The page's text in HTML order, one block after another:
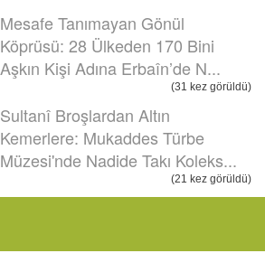
Mesafe Tanımayan Gönül
Köprüsü: 28 Ülkeden 170 Bini
Aşkın Kişi Adına Erbaîn’de N...
(31 kez görüldü)
Sultanî Broşlardan Altın
Kemerlere: Mukaddes Türbe
Müzesi'nde Nadide Takı Koleks...
(21 kez görüldü)